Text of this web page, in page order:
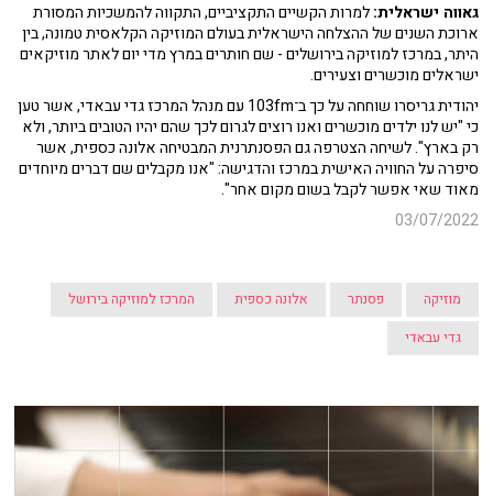
גאווה ישראלית:למרות הקשיים התקציביים, התקווה להמשכיות המסורת
ארוכת השנים של ההצלחה הישראלית בעולם המוזיקה הקלאסית טמונה, בין
היתר, במרכז למוזיקה בירושלים - שם חותרים במרץ מדי יום לאתר מוזיקאים
ישראלים מוכשרים וצעירים.
יהודית גריסרו שוחחה על כך ב־103fm עם מנהל המרכז גדי עבאדי, אשר טען
כי "יש לנו ילדים מוכשרים ואנו רוצים לגרום לכך שהם יהיו הטובים ביותר, ולא
רק בארץ". לשיחה הצטרפה גם הפסנתרנית המבטיחה אלונה כספית, אשר
סיפרה על החוויה האישית במרכז והדגישה: "אנו מקבלים שם דברים מיוחדים
מאוד שאי אפשר לקבל בשום מקום אחר".
03/07/2022
מוזיקה פסנתר אלונה כספית
המרכז למוזיקה בירושל
גדי עבאדי